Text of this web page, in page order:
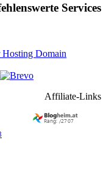
Services
Affiliate-Links